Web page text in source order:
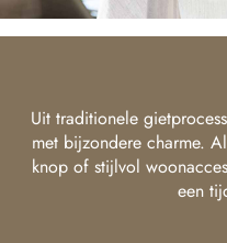
Uit traditionele
met bijzondere charme.
knop of stijlvol
een